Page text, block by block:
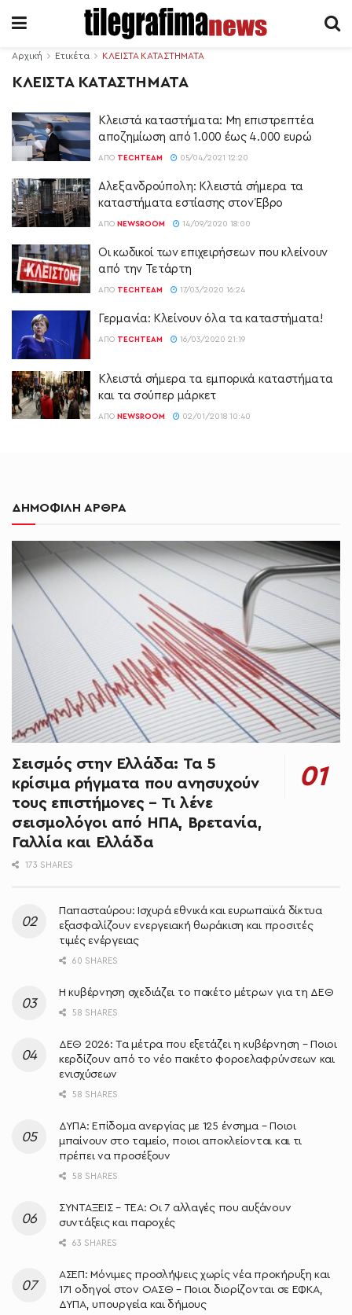
Αρχική Ετικέτα ΚΛΕΙΣΤΑ ΚΑΤΑΣΤΗΜΑΤΑ
ΚΛΕΙΣΤΑ ΚΑΤΑΣΤΗΜΑΤΑ
Κλειστά καταστήματα: Μη επιστρεπτέα
αποζημίωση από 1.000 έως 4.000 ευρώ
ΑΠΌ TECHTEAM 05/04/2021 12:20
Αλεξανδρούπολη: Κλειστά σήμερα τα
καταστήματα εστίασης στον Έβρο
ΑΠΌ NEWSROOM 14/09/2020 18:00
Οι κωδικοί των επιχειρήσεων που κλείνουν
από την Τετάρτη
ΑΠΌ TECHTEAM 17/03/2020 16:24
Γερμανία: Κλείνουν όλα τα καταστήματα!
ΑΠΌ TECHTEAM 16/03/2020 21:19
Κλειστά σήμερα τα εμπορικά καταστήματα
και τα σούπερ μάρκετ
ΑΠΌ NEWSROOM 02/01/2018 10:40
ΔΗΜΟΦΙΛΗ ΑΡΘΡΑ
Σεισμός στην Ελλάδα: Τα 5
κρίσιμα ρήγματα που ανησυχούν
τους επιστήμονες – Τι λένε
σεισμολόγοι από ΗΠΑ, Βρετανία,
Γαλλία και Ελλάδα
173 SHARES
Παπασταύρου: Ισχυρά εθνικά και ευρωπαϊκά δίκτυα
εξασφαλίζουν ενεργειακή θωράκιση και προσιτές
τιμές ενέργειας
60 SHARES
Η κυβέρνηση σχεδιάζει το πακέτο μέτρων για τη ΔΕΘ
58 SHARES
ΔΕΘ 2026: Τα μέτρα που εξετάζει η κυβέρνηση – Ποιοι
κερδίζουν από το νέο πακέτο φοροελαφρύνσεων και
ενισχύσεων
58 SHARES
ΔΥΠΑ: Επίδομα ανεργίας με 125 ένσημα – Ποιοι
μπαίνουν στο ταμείο, ποιοι αποκλείονται και τι
πρέπει να προσέξουν
58 SHARES
ΣΥΝΤΑΞΕΙΣ – ΤΕΑ: Οι 7 αλλαγές που αυξάνουν
συντάξεις και παροχές
63 SHARES
ΑΣΕΠ: Μόνιμες προσλήψεις χωρίς νέα προκήρυξη και
171 οδηγοί στον ΟΑΣΘ – Ποιοι διορίζονται σε ΕΦΚΑ,
ΔΥΠΑ, υπουργεία και δήμους